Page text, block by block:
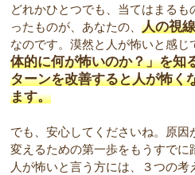
どれかひとつでも、当てはまるも
ったものが、あなたの、人の視
なのです。漠然と人が怖いと感じ
体的に何が怖いのか？」を知
ターンを改善すると人が怖く
ます。
でも、安心してくださいね。原因
変えるための第一歩をもうすでに
人が怖いと言う方には、３つの考